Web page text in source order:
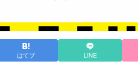
はてブ LINE